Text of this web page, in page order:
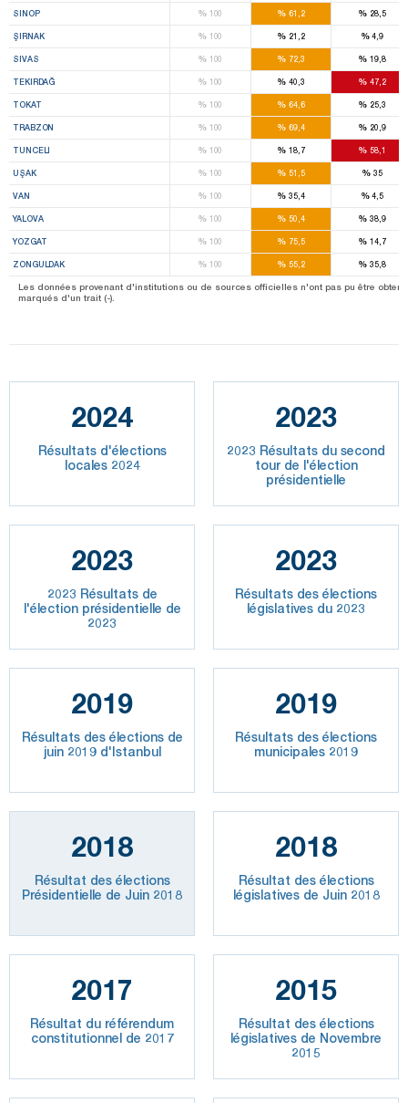
SINOP %100 % 61,2 % 28,5
ŞIRNAK %100 % 21,2 %4,9
SIVAS %100 % 72,3 % 19,8
TEKIRDAĞ %100 % 40,3 % 47,2
TOKAT %100 % 64,6 % 25,3
TRABZON %100 % 69,4 % 20,9
TUNCELI %100 % 18,7 % 58,1
UŞAK %100 % 51,5 %35
VAN %100 % 35,4 %4,5
YALOVA %100 % 50,4 % 38,9
YOZGAT %100 % 75,5 % 14,7
ZONGULDAK %100 % 55,2 % 35,8
Les données provenant d'institutions ou de sources officielles n'ont pas pu être
marqués d'un trait (-).
2024
Résultats d'élections
locales 2024
2023
2023 Résultats du second
tour de l'élection
présidentielle
2023
2023 Résultats de
l'élection présidentielle de
2023
2023
Résultats des élections
législatives du 2023
2019
Résultats des élections de
juin 2019 d'Istanbul
2019
Résultats des élections
municipales 2019
2018
Résultat des élections
Présidentielle de Juin 2018
2018
Résultat des élections
législatives de Juin 2018
2017
Résultat du référendum
constitutionnel de 2017
2015
Résultat des élections
législatives de Novembre
2015